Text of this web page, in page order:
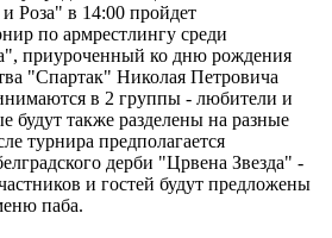
Роза" в 14:00 пройдет
по армрестлингу среди
приуроченный ко дню рождения
"Спартак" Николая Петровича
в 2 группы - любители и
будут также разделены на разные
турнира предполагается
дерби "Црвена Звезда" -
и гостей будут предложены
паба.